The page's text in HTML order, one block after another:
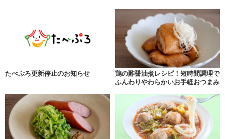
たべぷろ更新停止のお知らせ
鶏の酢醤油煮レシピ！短時間調理で
ふんわりやわらかいお手軽おつまみ